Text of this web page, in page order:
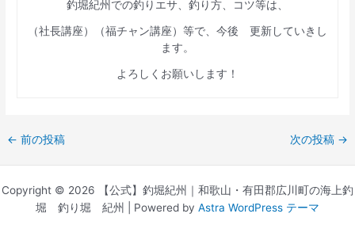
釣堀紀州での釣りエサ、釣り方、コツ等は、
（社長講座）（福チャン講座）等で、今後 更新していきし
ます。
よろしくお願いします！
← 前の投稿 次の投稿 →
Copyright © 2026 【公式】釣堀紀州｜和歌山・有田郡広川町の海上釣
堀 釣り堀 紀州 | Powered by Astra WordPress テーマ